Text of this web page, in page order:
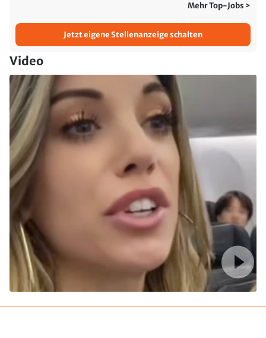
Mehr Top-Jobs >
Jetzt eigene Stellenanzeige schalten
Video